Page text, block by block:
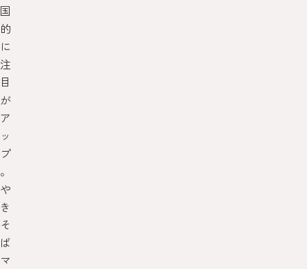
国
的
に
注
目
が
ア
ッ
プ
。
や
き
そ
ば
マ